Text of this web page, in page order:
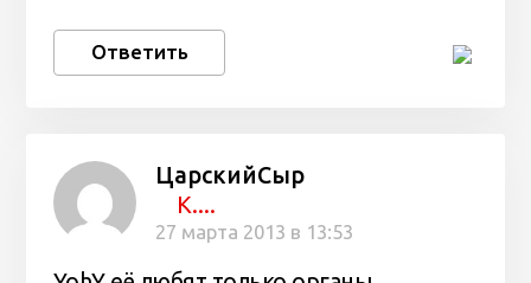
Ответить
ЦарскийСыр
К....
27 марта 2013 в 13:53